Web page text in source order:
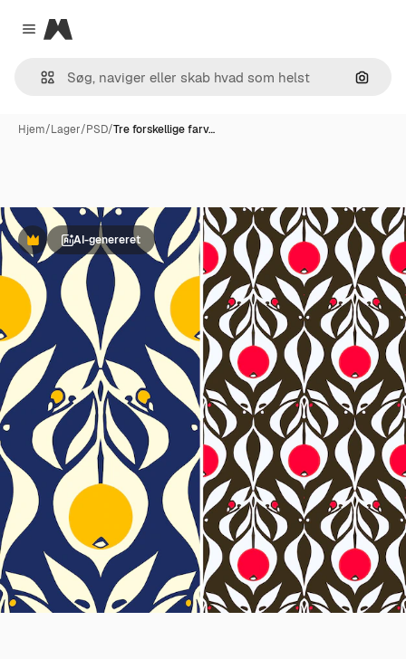
Close menu
Magnific
Søg
Hjem/Lager/PSD/Tre forskellige farv…
PræmieAI-genereret